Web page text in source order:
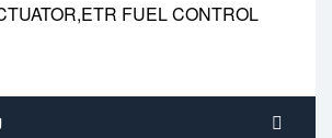
FUEL CONTROL
2 business days